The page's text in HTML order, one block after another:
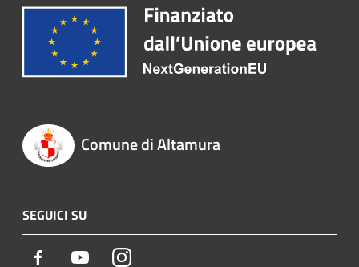
Comune di Altamura
SEGUICI SU
Facebook YoutubeInstagram